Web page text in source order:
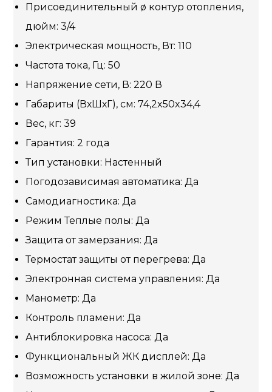
Присоединительный ø контур отопления,
дюйм: 3/4
Электрическая мощность, Вт: 110
Частота тока, Гц: 50
Напряжение сети, В: 220 В
Габариты (ВхШхГ), см: 74,2x50x34,4
Вес, кг: 39
Гарантия: 2 года
Тип установки: Настенный
Погодозависимая автоматика: Да
Самодиагностика: Да
Режим Теплые полы: Да
Защита от замерзания: Да
Термостат защиты от перегрева: Да
Электронная система управления: Да
Манометр: Да
Контроль пламени: Да
Антиблокировка насоса: Да
Функциональный ЖК дисплей: Да
Возможность установки в жилой зоне: Да